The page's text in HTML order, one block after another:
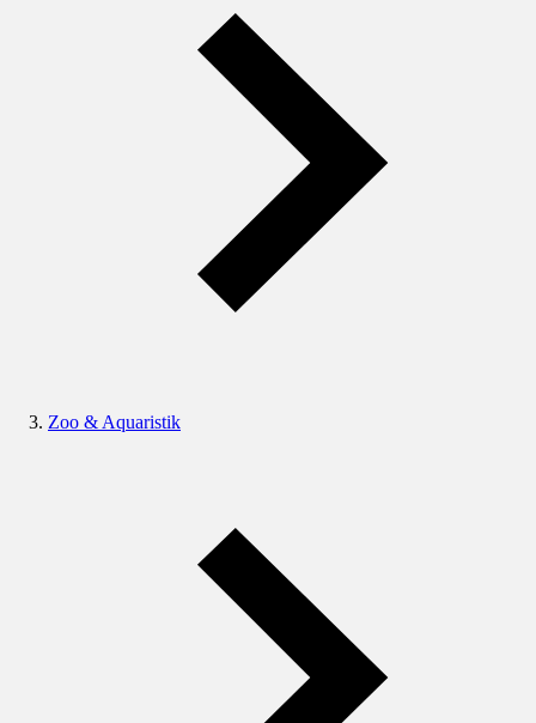
Zoo & Aquaristik